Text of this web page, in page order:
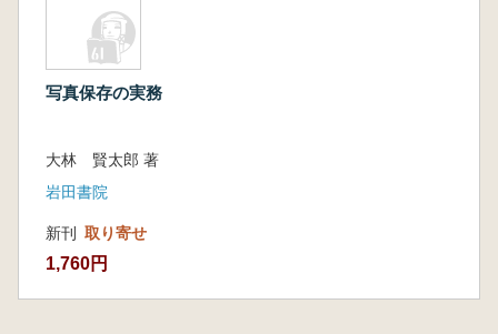
写真保存の実務
大林 賢太郎 著
岩田書院
新刊 取り寄せ
1,760円